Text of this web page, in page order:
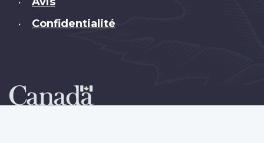
• Confidentialité